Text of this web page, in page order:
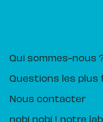
Qui sommes-nous
Questions les plus
Nous contacter
nobi nobi ! notre